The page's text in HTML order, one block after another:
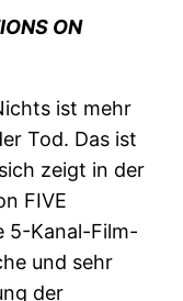
ON
ist mehr
Tod. Das ist
zeigt in der
FIVE
5-Kanal-Film-
und sehr
der